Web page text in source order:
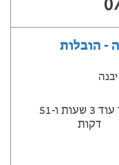
- הובלות
ייסגר עוד 3 שעות ‫ו-51
דקות